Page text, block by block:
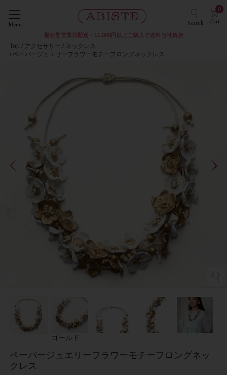
Menu Search Cart
0
最短翌営業日配送・11,000円以上ご購入で送料当社負担
Top アクセサリー
ネックレス
ペーパージュエリーフラワーモチーフロングネックレス
ゴールド
ペーパージュエリーフラワーモチーフロングネッ
クレス